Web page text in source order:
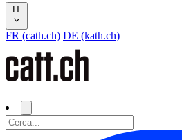
IT
FR (cath.ch) DE (kath.ch)